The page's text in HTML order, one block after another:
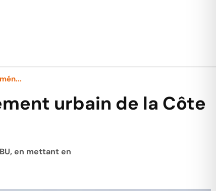
urbain de la Côte
en mettant en